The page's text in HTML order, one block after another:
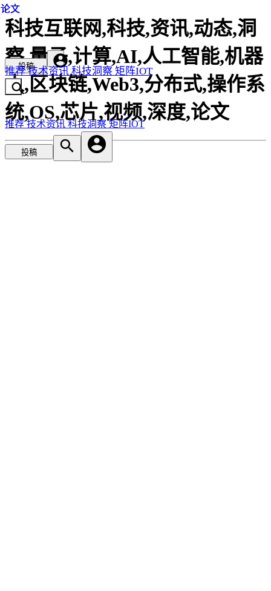
科技互联网,科技,资讯,动态,洞
察,量子,计算,AI,人工智能,机器
人,区块链,Web3,分布式,操作系
统,OS,芯片,视频,深度,论文
投稿
推荐技术资讯科技洞察 矩阵IOT
推荐技术资讯科技洞察矩阵IOT
投稿
论文
论文
论文